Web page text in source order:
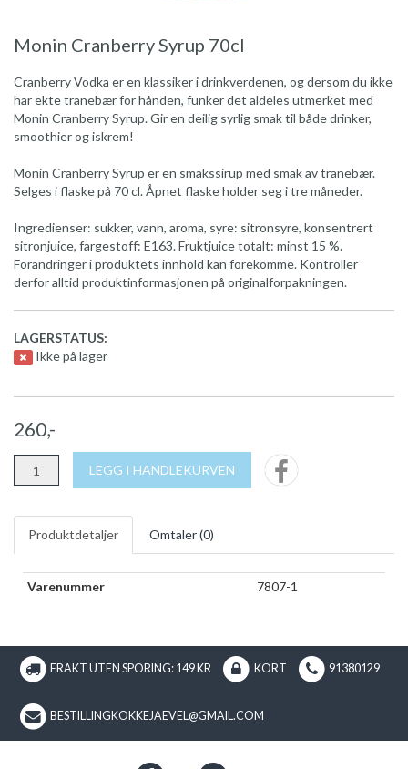
Monin Cranberry Syrup 70cl
Cranberry Vodka er en klassiker i drinkverdenen, og dersom du ikke
har ekte tranebær for hånden, funker det aldeles utmerket med
Monin Cranberry Syrup. Gir en deilig syrlig smak til både drinker,
smoothier og iskrem!
Monin Cranberry Syrup er en smakssirup med smak av tranebær.
Selges i flaske på 70 cl. Åpnet flaske holder seg i tre måneder.
Ingredienser: sukker, vann, aroma, syre: sitronsyre, konsentrert
sitronjuice, fargestoff: E163. Fruktjuice totalt: minst 15 %.
Forandringer i produktets innhold kan forekomme. Kontroller
derfor alltid produktinformasjonen på originalforpakningen.
LAGERSTATUS:
Ikke på lager
260,-
LEGG I HANDLEKURVEN
Produktdetaljer Omtaler (0)
Varenummer 7807-1
FRAKT UTEN SPORING: 149 KR KORT 91380129
BESTILLINGKOKKEJAEVEL@GMAIL.COM